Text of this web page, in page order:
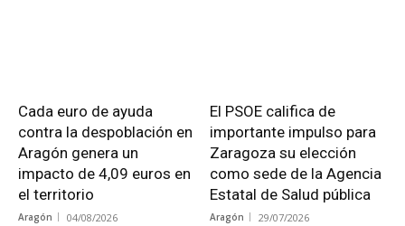
Cada euro de ayuda
contra la despoblación en
Aragón genera un
impacto de 4,09 euros en
el territorio
Aragón 04/08/2026
El PSOE califica de
importante impulso para
Zaragoza su elección
como sede de la Agencia
Estatal de Salud pública
Aragón 29/07/2026